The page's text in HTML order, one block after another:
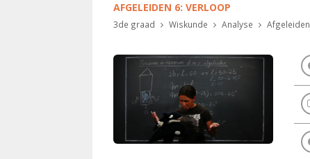
AFGELEIDEN 6: VERLOOP
3de graad Wiskunde Analyse Afgeleiden